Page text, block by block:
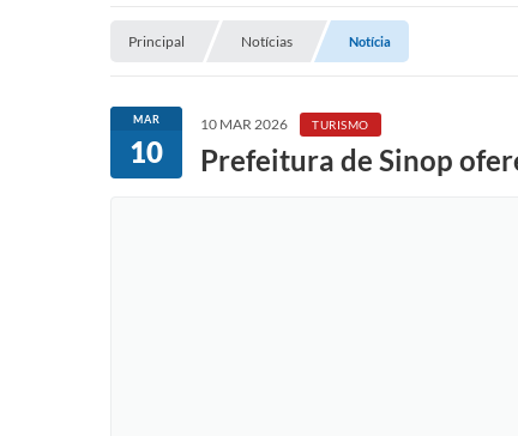
Principal Notícias Notícia
MAR
10
10 MAR 2026 TURISMO
Prefeitura de Sinop